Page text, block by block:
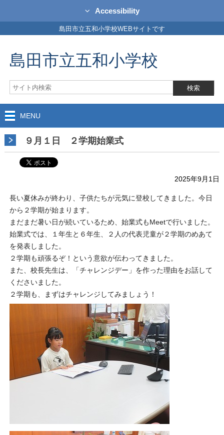
Accessibility
島田市立五和小学校WEBサイトです
島田市立五和小学校
MENU
９月１日 ２学期始業式
2025年9月1日
長い夏休みが終わり、子供たちが元気に登校してきました。今日
から２学期が始まります。
まだまだ暑い日が続いているため、始業式もMeetで行いました。
始業式では、１年生と６年生、２人の代表児童が２学期のめあて
を発表しました。
２学期も頑張るぞ！という意欲が伝わってきました。
また、校長先生は、「チャレンジデー」を作った理由をお話して
くださいました。
２学期も、まずはチャレンジしてみましょう！